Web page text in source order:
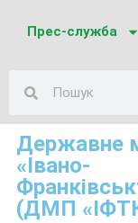
Прес-служба
Державне
«Івано-
(ДМП